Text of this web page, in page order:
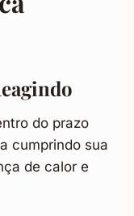
do prazo
cumprindo sua
de calor e